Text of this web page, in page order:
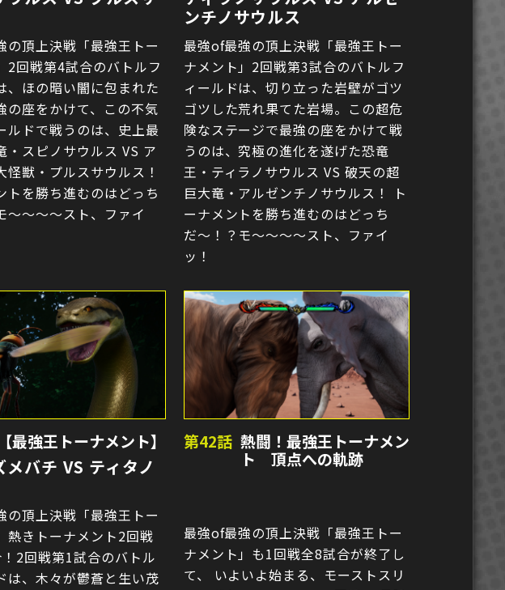
の頂上決戦「最強王トー
2回戦第4試合のバトルフ
、ほの暗い闇に包まれた
の座をかけて、この不気
ルドで戦うのは、史上最
・スピノサウルス VS ア
怪獣・プルスサウルス！
トを勝ち進むのはどっち
〜〜〜〜スト、ファイ
ンチノサウルス
最強of最強の頂上決戦「最強王トー
ナメント」2回戦第3試合のバトルフ
ィールドは、切り立った岩壁がゴツ
ゴツした荒れ果てた岩場。この超危
険なステージで最強の座をかけて戦
うのは、究極の進化を遂げた恐竜
王・ティラノサウルス VS 破天の超
巨大竜・アルゼンチノサウルス！ ト
ーナメントを勝ち進むのはどっち
だ〜！？モ〜〜〜〜スト、ファイ
ッ！
【最強王トーナメント】
メバチ VS ティタノ
の頂上決戦「最強王トー
熱きトーナメント2回戦
2回戦第1試合のバトル
は、木々が鬱蒼と生い茂
第42話 熱闘！最強王トーナメン
ト 頂点への軌跡
最強of最強の頂上決戦「最強王トー
ナメント」も1回戦全8試合が終了し
て、 いよいよ始まる、モーストスリ